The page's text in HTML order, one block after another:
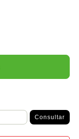
Consultar